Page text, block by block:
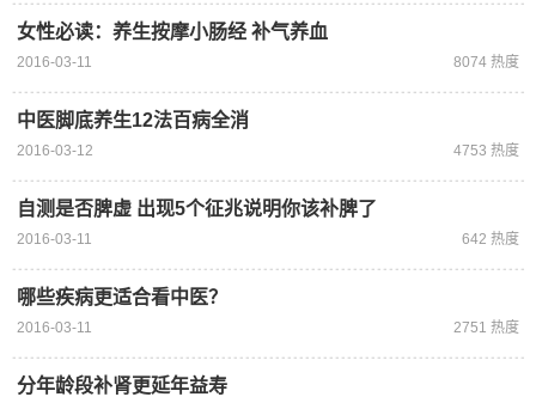
女性必读：养生按摩小肠经 补气养血
2016-03-11 8074 热度
中医脚底养生12法百病全消
2016-03-12 4753 热度
自测是否脾虚 出现5个征兆说明你该补脾了
2016-03-11 642 热度
哪些疾病更适合看中医？
2016-03-11 2751 热度
分年龄段补肾更延年益寿